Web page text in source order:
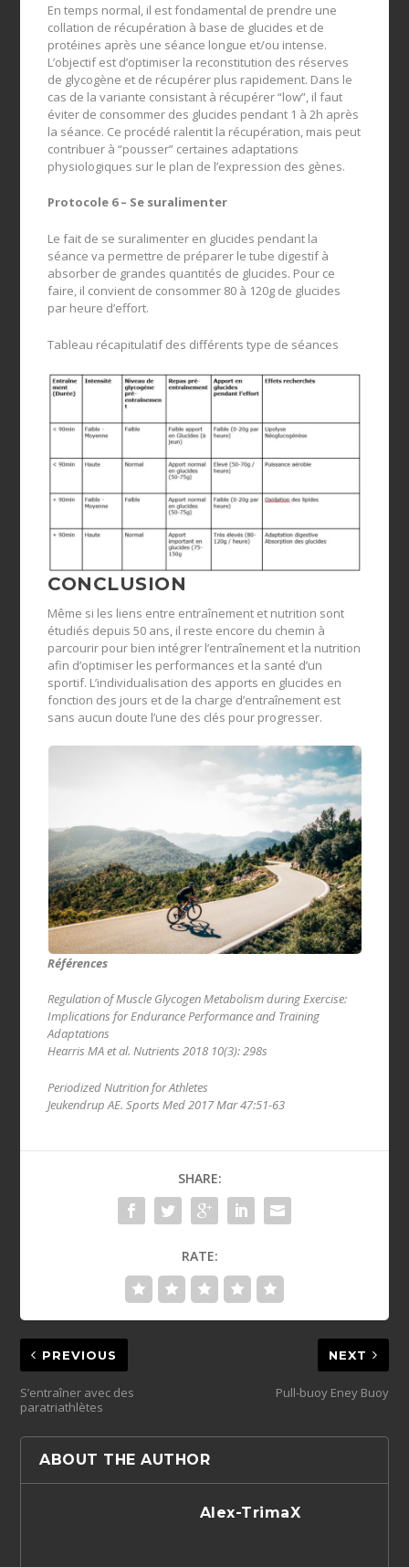
En temps normal, il est fondamental de prendre une
collation de récupération à base de glucides et de
protéines après une séance longue et/ou intense.
L’objectif est d’optimiser la reconstitution des réserves
de glycogène et de récupérer plus rapidement. Dans le
cas de la variante consistant à récupérer “low”, il faut
éviter de consommer des glucides pendant 1 à 2h après
la séance. Ce procédé ralentit la récupération, mais peut
contribuer à “pousser” certaines adaptations
physiologiques sur le plan de l’expression des gènes.
Protocole 6 – Se suralimenter
Le fait de se suralimenter en glucides pendant la
séance va permettre de préparer le tube digestif à
absorber de grandes quantités de glucides. Pour ce
faire, il convient de consommer 80 à 120g de glucides
par heure d’effort.
Tableau récapitulatif des différents type de séances
CONCLUSION
Même si les liens entre entraînement et nutrition sont
étudiés depuis 50 ans, il reste encore du chemin à
parcourir pour bien intégrer l’entraînement et la nutrition
afin d’optimiser les performances et la santé d’un
sportif. L’individualisation des apports en glucides en
fonction des jours et de la charge d’entraînement est
sans aucun doute l’une des clés pour progresser.
Références
Regulation of Muscle Glycogen Metabolism during Exercise:
Implications for Endurance Performance and Training
Adaptations
Hearris MA et al. Nutrients 2018 10(3): 298s
Periodized Nutrition for Athletes
Jeukendrup AE. Sports Med 2017 Mar 47:51-63
SHARE:
RATE:
PREVIOUS
S’entraîner avec des
paratriathlètes
NEXT
Pull-buoy Eney Buoy
ABOUT THE AUTHOR
Alex-TrimaX